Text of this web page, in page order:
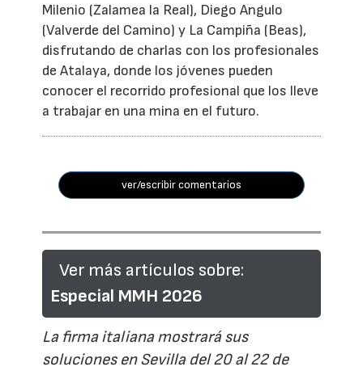
Milenio (Zalamea la Real), Diego Angulo
(Valverde del Camino) y La Campiña (Beas),
disfrutando de charlas con los profesionales
de Atalaya, donde los jóvenes pueden
conocer el recorrido profesional que los lleve
a trabajar en una mina en el futuro.
ver/escribir comentarios
Ver más artículos sobre:
Especial MMH 2026
La firma italiana mostrará sus
soluciones en Sevilla del 20 al 22 de